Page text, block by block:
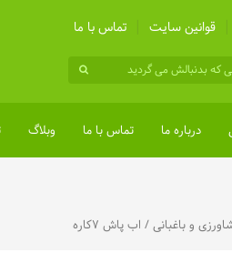
قوانین سایت تماس با ما
درباره ما تماس با ما وبلاگ
و باغبانی / اب پاش ۷کاره